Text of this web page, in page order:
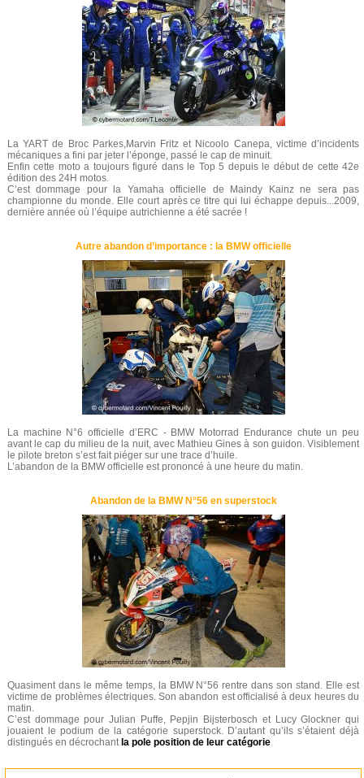
La YART de Broc Parkes,Marvin Fritz et Nicoolo Canepa, victime d’incidents
mécaniques a fini par jeter l’éponge, passé le cap de minuit.
Enfin cette moto a toujours figuré dans le Top 5 depuis le début de cette 42e
édition des 24H motos.
C’est dommage pour la Yamaha officielle de Maindy Kainz ne sera pas
championne du monde. Elle court après ce titre qui lui échappe depuis...2009,
dernière année où l’équipe autrichienne a été sacrée !
Autre abandon d’importance : la BMW officielle
La machine N°6 officielle d’ERC - BMW Motorrad Endurance chute un peu
avant le cap du milieu de la nuit, avec Mathieu Gines à son guidon. Visiblement
le pilote breton s’est fait piéger sur une trace d’huile.
L’abandon de la BMW officielle est prononcé à une heure du matin.
Abandon de la BMW N°56 en superstock
Quasiment dans le même temps, la BMW N°56 rentre dans son stand. Elle est
victime de problèmes électriques. Son abandon est officialisé à deux heures du
matin.
C’est dommage pour Julian Puffe, Pepjin Bijsterbosch et Lucy Glockner qui
jouaient le podium de la catégorie superstock. D’autant qu’ils s’étaient déjà
distingués en décrochant la pole position de leur catégorie